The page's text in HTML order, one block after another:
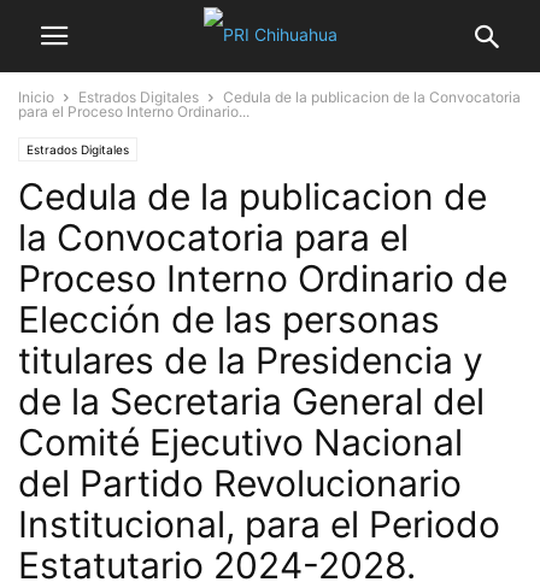
Inicio Estrados Digitales
Cedula de la publicacion de la Convocatoria
para el Proceso Interno Ordinario...
Estrados Digitales
Cedula de la publicacion de
la Convocatoria para el
Proceso Interno Ordinario de
Elección de las personas
titulares de la Presidencia y
de la Secretaria General del
Comité Ejecutivo Nacional
del Partido Revolucionario
Institucional, para el Periodo
Estatutario 2024-2028.